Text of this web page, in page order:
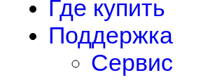
Где купить
Поддержка
Сервис